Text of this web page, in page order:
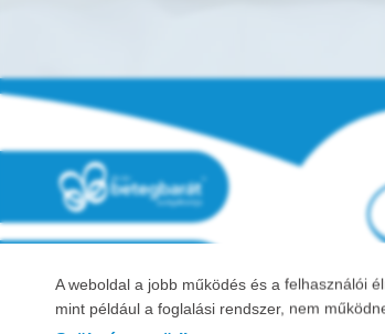
A weboldal a jobb működés és a felhasználói
mint például a foglalási rendszer, nem